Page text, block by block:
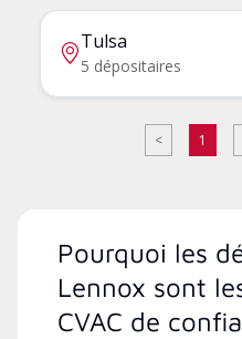
Tulsa
5 dépositaires
< 1
Pourquoi les
Lennox sont
CVAC de